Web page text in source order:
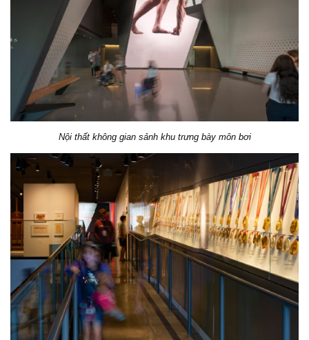
Nội thất không gian sảnh khu trưng bày môn bơi